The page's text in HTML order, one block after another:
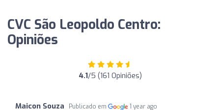
CVC São Leopoldo Centro:
Opiniões
4.1/5 (161 Opiniões)
Maicon Souza Publicado em 1 year ago